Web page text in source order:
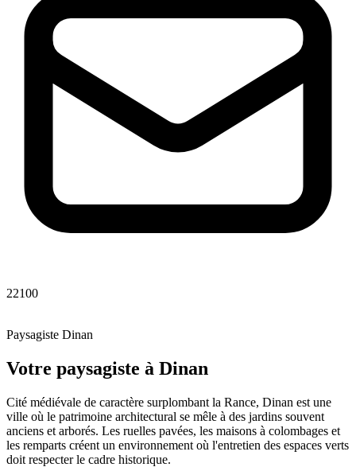
22100
Paysagiste Dinan
Votre paysagiste à Dinan
Cité médiévale de caractère surplombant la Rance, Dinan est une
ville où le patrimoine architectural se mêle à des jardins souvent
anciens et arborés. Les ruelles pavées, les maisons à colombages et
les remparts créent un environnement où l'entretien des espaces verts
doit respecter le cadre historique.